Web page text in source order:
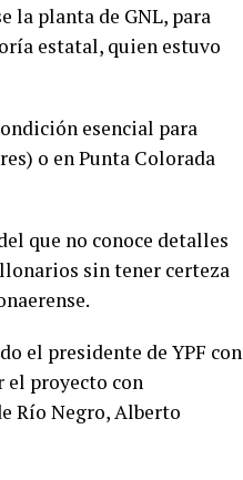
la planta de GNL, para
estatal, quien estuvo
esencial para
o en Punta Colorada
que no conoce detalles
sin tener certeza
el presidente de YPF con
el proyecto con
Río Negro, Alberto